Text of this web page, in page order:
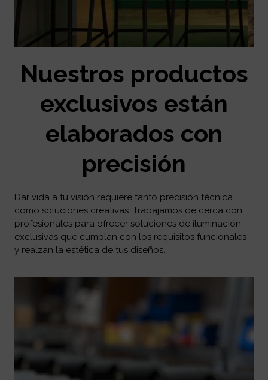
Nuestros productos
exclusivos están
elaborados con
precisión
Dar vida a tu visión requiere tanto precisión técnica
como soluciones creativas. Trabajamos de cerca con
profesionales para ofrecer soluciones de iluminación
exclusivas que cumplan con los requisitos funcionales
y realzan la estética de tus diseños.